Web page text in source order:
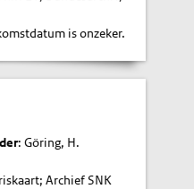
is onzeker.
: Göring, H.
Archief SNK